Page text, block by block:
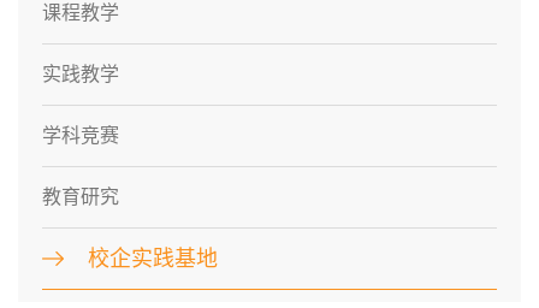
课程教学
实践教学
学科竞赛
教育研究
校企实践基地